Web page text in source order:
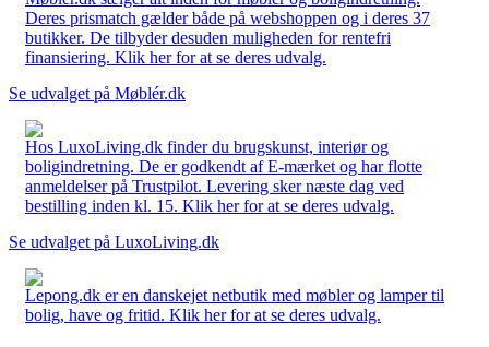
Deres prismatch gælder både på webshoppen og i deres 37
butikker. De tilbyder desuden muligheden for rentefri
finansiering. Klik her for at se deres udvalg.
Se udvalget på Møblér.dk
Hos LuxoLiving.dk finder du brugskunst, interiør og
boligindretning. De er godkendt af E-mærket og har flotte
anmeldelser på Trustpilot. Levering sker næste dag ved
bestilling inden kl. 15. Klik her for at se deres udvalg.
Se udvalget på LuxoLiving.dk
Lepong.dk er en danskejet netbutik med møbler og lamper til
bolig, have og fritid. Klik her for at se deres udvalg.